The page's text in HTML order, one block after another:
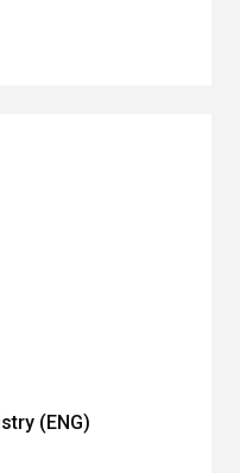
(ENG)